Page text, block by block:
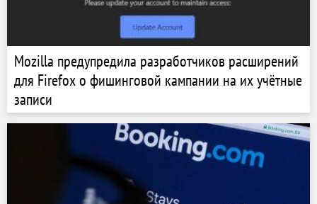
Mozilla предупредила разработчиков расширений
для Firefox о фишинговой кампании на их учётные
записи